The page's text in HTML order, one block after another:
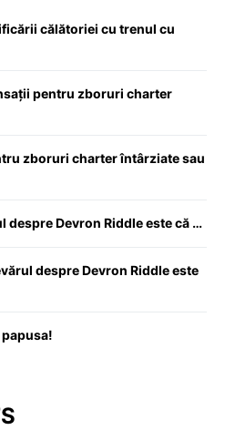
călătoriei cu trenul cu
pentru zboruri charter
zboruri charter întârziate sau
despre Devron Riddle este că …
despre Devron Riddle este
papusa!